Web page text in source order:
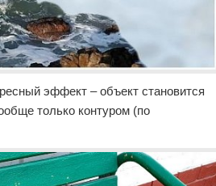
эффект – объект становится
только контуром (по